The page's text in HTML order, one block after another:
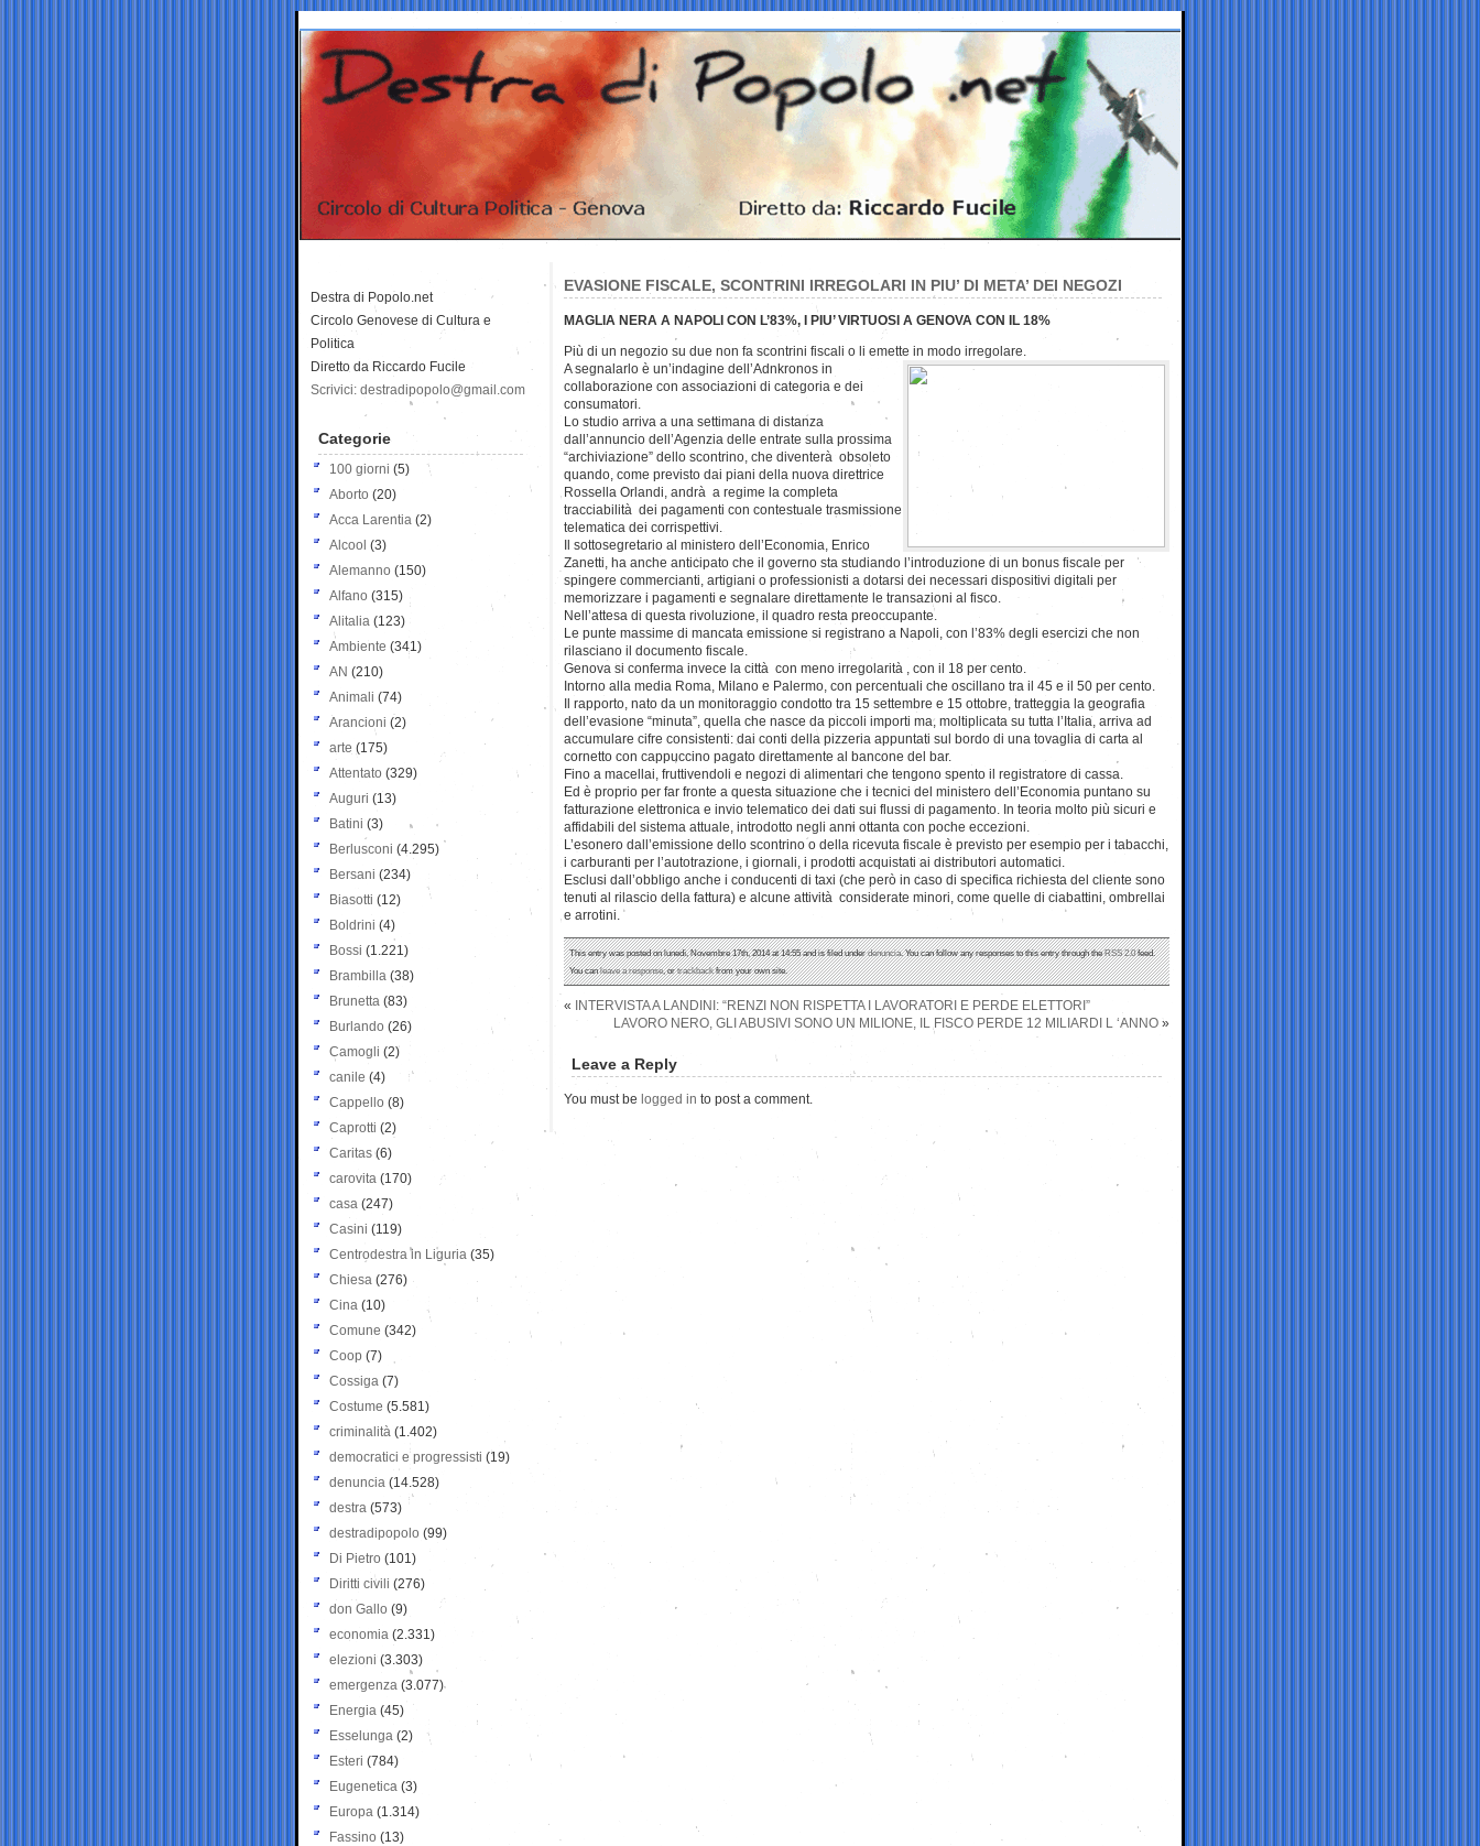
EVASIONE FISCALE, SCONTRINI IRREGOLARI IN PIU’ DI META’ DEI NEGOZI
MAGLIA NERA A NAPOLI CON L’83%, I PIU’ VIRTUOSI A GENOVA CON IL 18%
Più di un negozio su due non fa scontrini fiscali o li emette in modo irregolare.
A segnalarlo è un’indagine dell’Adnkronos in
collaborazione con associazioni di categoria e dei
consumatori.
Lo studio arriva a una settimana di distanza
dall’annuncio dell’Agenzia delle entrate sulla prossima
“archiviazione” dello scontrino, che diventerà obsoleto
quando, come previsto dai piani della nuova direttrice
Rossella Orlandi, andrà a regime la completa
tracciabilità dei pagamenti con contestuale trasmissione
telematica dei corrispettivi.
Il sottosegretario al ministero dell’Economia, Enrico
Zanetti, ha anche anticipato che il governo sta studiando l’introduzione di un bonus fiscale per
spingere commercianti, artigiani o professionisti a dotarsi dei necessari dispositivi digitali per
memorizzare i pagamenti e segnalare direttamente le transazioni al fisco.
Nell’attesa di questa rivoluzione, il quadro resta preoccupante.
Le punte massime di mancata emissione si registrano a Napoli, con l’83% degli esercizi che non
rilasciano il documento fiscale.
Genova si conferma invece la città con meno irregolarità , con il 18 per cento.
Intorno alla media Roma, Milano e Palermo, con percentuali che oscillano tra il 45 e il 50 per cento.
Il rapporto, nato da un monitoraggio condotto tra 15 settembre e 15 ottobre, tratteggia la geografia
dell’evasione “minuta”, quella che nasce da piccoli importi ma, moltiplicata su tutta l’Italia, arriva ad
accumulare cifre consistenti: dai conti della pizzeria appuntati sul bordo di una tovaglia di carta al
cornetto con cappuccino pagato direttamente al bancone del bar.
Fino a macellai, fruttivendoli e negozi di alimentari che tengono spento il registratore di cassa.
Ed è proprio per far fronte a questa situazione che i tecnici del ministero dell’Economia puntano su
fatturazione elettronica e invio telematico dei dati sui flussi di pagamento. In teoria molto più sicuri e
affidabili del sistema attuale, introdotto negli anni ottanta con poche eccezioni.
L’esonero dall’emissione dello scontrino o della ricevuta fiscale è previsto per esempio per i tabacchi,
i carburanti per l’autotrazione, i giornali, i prodotti acquistati ai distributori automatici.
Esclusi dall’obbligo anche i conducenti di taxi (che però in caso di specifica richiesta del cliente sono
tenuti al rilascio della fattura) e alcune attività considerate minori, come quelle di ciabattini, ombrellai
e arrotini.
This entry was posted on lunedì, Novembre 17th, 2014 at 14:55 and is filed underdenuncia. You can follow any responses to this entry through theRSS 2.0feed.
You canleave a response, ortrackbackfrom your own site.
«
INTERVISTA A LANDINI: “RENZI NON RISPETTA I LAVORATORI E PERDE ELETTORI”
LAVORO NERO, GLI ABUSIVI SONO UN MILIONE, IL FISCO PERDE 12 MILIARDI L ‘ANNO »
Leave a Reply
You must be logged in to post a comment.
Destra di Popolo.net
Circolo Genovese di Cultura e
Politica
Diretto da Riccardo Fucile
Scrivici: destradipopolo@gmail.com
Categorie
100 giorni (5)
Aborto (20)
Acca Larentia (2)
Alcool (3)
Alemanno (150)
Alfano (315)
Alitalia (123)
Ambiente (341)
AN (210)
Animali (74)
Arancioni (2)
arte (175)
Attentato (329)
Auguri (13)
Batini (3)
Berlusconi (4.295)
Bersani (234)
Biasotti (12)
Boldrini (4)
Bossi (1.221)
Brambilla (38)
Brunetta (83)
Burlando (26)
Camogli (2)
canile (4)
Cappello (8)
Caprotti (2)
Caritas (6)
carovita (170)
casa (247)
Casini (119)
Centrodestra in Liguria (35)
Chiesa (276)
Cina (10)
Comune (342)
Coop (7)
Cossiga (7)
Costume (5.581)
criminalità (1.402)
democratici e progressisti (19)
denuncia (14.528)
destra (573)
destradipopolo (99)
Di Pietro (101)
Diritti civili (276)
don Gallo (9)
economia (2.331)
elezioni (3.303)
emergenza (3.077)
Energia (45)
Esselunga (2)
Esteri (784)
Eugenetica (3)
Europa (1.314)
Fassino (13)